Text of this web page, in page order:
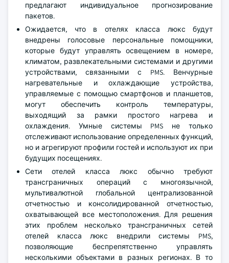
предлагают индивидуальное прогнозирование
пакетов.
Ожидается, что в отелях класса люкс будут
внедрены голосовые персональные помощники,
которые будут управлять освещением в номере,
климатом, развлекательными системами и другими
устройствами, связанными с PMS. Венчурные
нагревательные и охлаждающие устройства,
управляемые с помощью смартфонов и планшетов,
могут обеспечить контроль температуры,
выходящий за рамки простого нагрева и
охлаждения. Умные системы PMS не только
отслеживают использование определенных функций,
но и агрегируют профили гостей и используют их при
будущих посещениях.
Сети отелей класса люкс обычно требуют
трансграничных операций с многоязычной,
мультивалютной глобальной централизованной
отчетностью и консолидированной отчетностью,
охватывающей все местоположения. Для решения
этих проблем несколько трансграничных сетей
отелей класса люкс внедрили системы PMS,
позволяющие беспрепятственно управлять
несколькими объектами в разных регионах. В то